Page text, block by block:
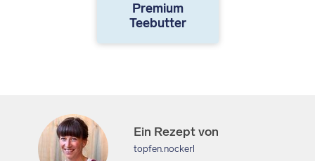
Premium
Teebutter
Ein Rezept von
topfen.nockerl